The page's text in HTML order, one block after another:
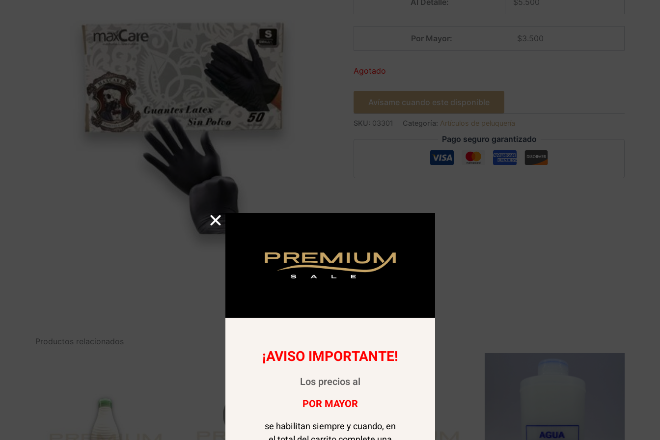
Por Mayor: $3.500
Agotado
Avísame cuando este disponible
SKU: 03301 Categoría: Artículos de peluquería
Pago seguro garantizado
Productos relacionados
¡AVISO IMPORTANTE!
Los precios al
POR MAYOR
se habilitan siempre y cuando, en